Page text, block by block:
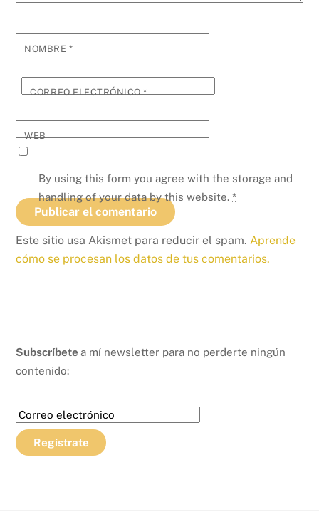
NOMBRE*
CORREO ELECTRÓNICO*
WEB
By using this form you agree with the storage and
handling of your data by this website.*
Este sitio usa Akismet para reducir el spam.Aprende
cómo se procesan los datos de tus comentarios.
Subscríbete a mí newsletter para no perderte ningún
contenido: